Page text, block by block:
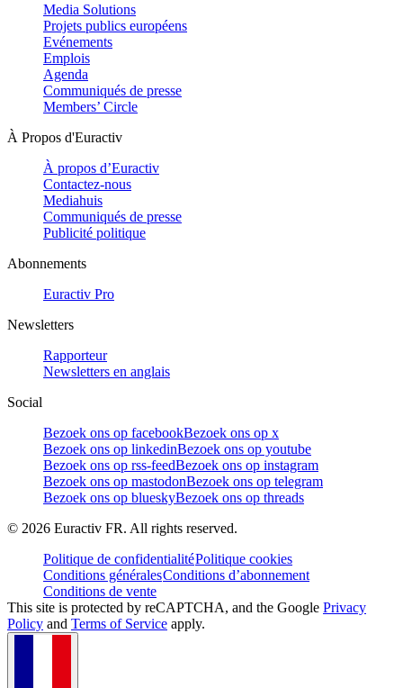
Media Solutions
Projets publics européens
Evénements
Emplois
Agenda
Communiqués de presse
Members’ Circle
À Propos d'Euractiv
À propos d’Euractiv
Contactez-nous
Mediahuis
Communiqués de presse
Publicité politique
Abonnements
Euractiv Pro
Newsletters
Rapporteur
Newsletters en anglais
Social
Bezoek ons op facebookBezoek ons op x
Bezoek ons op linkedinBezoek ons op youtube
Bezoek ons op rss-feedBezoek ons op instagram
Bezoek ons op mastodonBezoek ons op telegram
Bezoek ons op blueskyBezoek ons op threads
© 2026 Euractiv FR. All rights reserved.
Politique de confidentialitéPolitique cookies
Conditions généralesConditions d’abonnement
Conditions de vente
This site is protected by reCAPTCHA, and the Google Privacy
Policy and Terms of Service apply.